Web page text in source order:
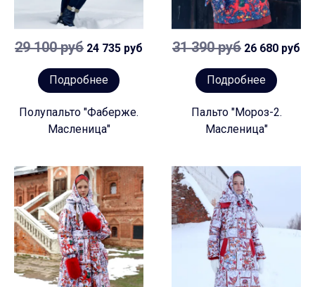
29 100 руб 24 735 руб
Подробнее
Полупальто "Фаберже.
Масленица"
31 390 руб 26 680 руб
Подробнее
Пальто "Мороз-2.
Масленица"